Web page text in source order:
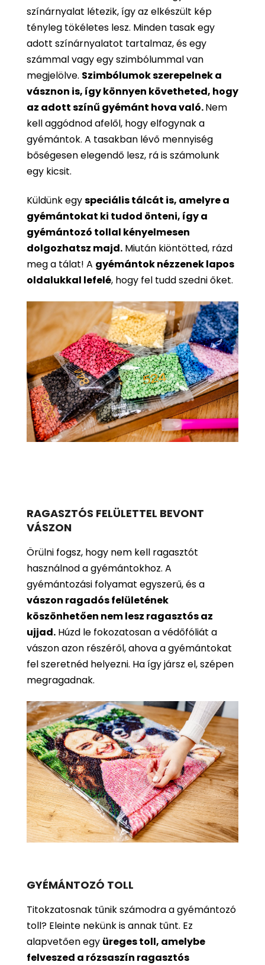
színárnyalat létezik, így az elkészült kép
tényleg tökéletes lesz. Minden tasak egy
adott színárnyalatot tartalmaz, és egy
számmal vagy egy szimbólummal van
megjelölve. Szimbólumok szerepelnek a
vásznon is, így könnyen követheted, hogy
az adott színű gyémánt hova való.Nem
kell aggódnod afelől, hogy elfogynak a
gyémántok. A tasakban lévő mennyiség
bőségesen elegendő lesz, rá is számolunk
egy kicsit.
Küldünk egyspeciális tálcát is, amelyre a
gyémántokat ki tudod önteni, így a
gyémántozó tollal kényelmesen
dolgozhatsz majd. Miután kiöntötted, rázd
meg a tálat! A gyémántok nézzenek lapos
oldalukkal lefelé, hogy fel tudd szedni őket.
RAGASZTÓS FELÜLETTEL BEVONT
VÁSZON
Örülni fogsz, hogy nem kell ragasztót
használnod a gyémántokhoz. A
gyémántozási folyamat egyszerű, és a
vászon ragadós felületének
köszönhetően nem lesz ragasztós az
ujjad. Húzd le fokozatosan a védőfóliát a
vászon azon részéről, ahova a gyémántokat
fel szeretnéd helyezni. Ha így jársz el, szépen
megragadnak.
GYÉMÁNTOZÓ TOLL
Titokzatosnak tűnik számodra a gyémántozó
toll? Eleinte nekünk is annak tűnt. Ez
alapvetően egy üreges toll, amelybe
felveszed a rózsaszín ragasztós